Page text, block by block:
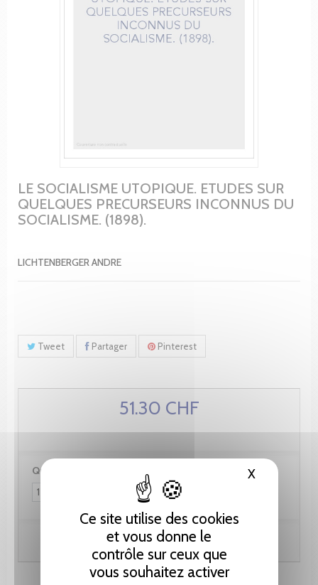
Ce site utilise des cookies
et vous donne le
contrôle sur ceux que
vous souhaitez activer
XMasquer
LE SOCIALISME UTOPIQUE. ETUDES SUR
QUELQUES PRECURSEURS INCONNUS DU
SOCIALISME. (1898).
LICHTENBERGER ANDRE
Tweet Partager Pinterest
51.30 CHF
Quantité :
Ajouter au panier